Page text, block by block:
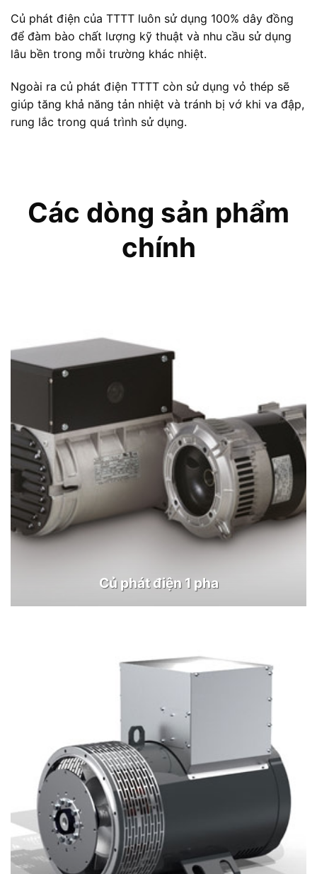
Củ phát điện của TTTT luôn sử dụng 100% dây đồng
để đàm bào chất lượng kỹ thuật và nhu cầu sử dụng
lâu bền trong mỗi trường khác nhiệt.
Ngoài ra củ phát điện TTTT còn sử dụng vỏ thép sẽ
giúp tăng khả năng tản nhiệt và tránh bị vớ khi va đập,
rung lắc trong quá trình sử dụng.
Các dòng sản phẩm
chính
Củ phát điện 1 pha